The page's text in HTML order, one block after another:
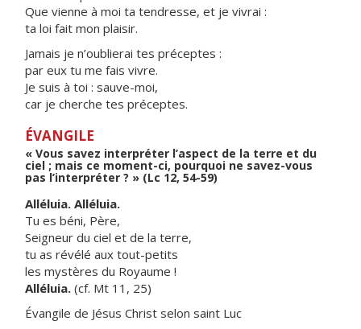
Que vienne à moi ta tendresse, et je vivrai :
ta loi fait mon plaisir.
Jamais je n’oublierai tes préceptes :
par eux tu me fais vivre.
Je suis à toi : sauve-moi,
car je cherche tes préceptes.
ÉVANGILE
« Vous savez interpréter l’aspect de la terre et du
ciel ; mais ce moment-ci, pourquoi ne savez-vous
pas l’interpréter ? » (Lc 12, 54-59)
Alléluia. Alléluia.
Tu es béni, Père,
Seigneur du ciel et de la terre,
tu as révélé aux tout-petits
les mystères du Royaume !
Alléluia. (cf. Mt 11, 25)
Évangile de Jésus Christ selon saint Luc